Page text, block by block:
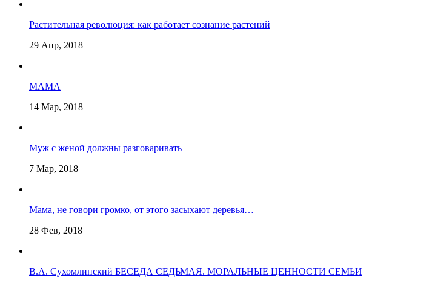
Растительная революция: как работает сознание растений
29 Апр, 2018
МАМА
14 Мар, 2018
Муж с женой должны разговаривать
7 Мар, 2018
Мама, не говори громко, от этого засыхают деревья…
28 Фев, 2018
В.А. Сухомлинский БЕСЕДА СЕДЬМАЯ. МОРАЛЬНЫЕ ЦЕННОСТИ СЕМЬИ